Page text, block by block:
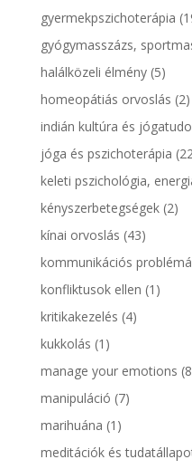
gyermekpszichoterápia
gyógymasszázs,
halálközeli élmény(5)
homeopátiás orvoslás (2)
indián kultúra és
jóga és pszichoterápia
keleti pszichológia,
kényszerbetegségek(2)
kínai orvoslás (43)
kommunikációs
konfliktusok ellen (1)
kritikakezelés (4)
kukkolás (1)
manage your emotions
manipuláció (7)
marihuána (1)
meditációk és